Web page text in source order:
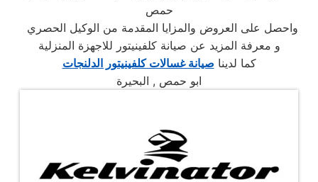
حمص
و معرفة المزيد عن صيانة كلفينيتور للاجهزة المنزلية
كما لدينا صيانة غسالات كلفينيتور الدلنجات
ابو حمص , البحيرة